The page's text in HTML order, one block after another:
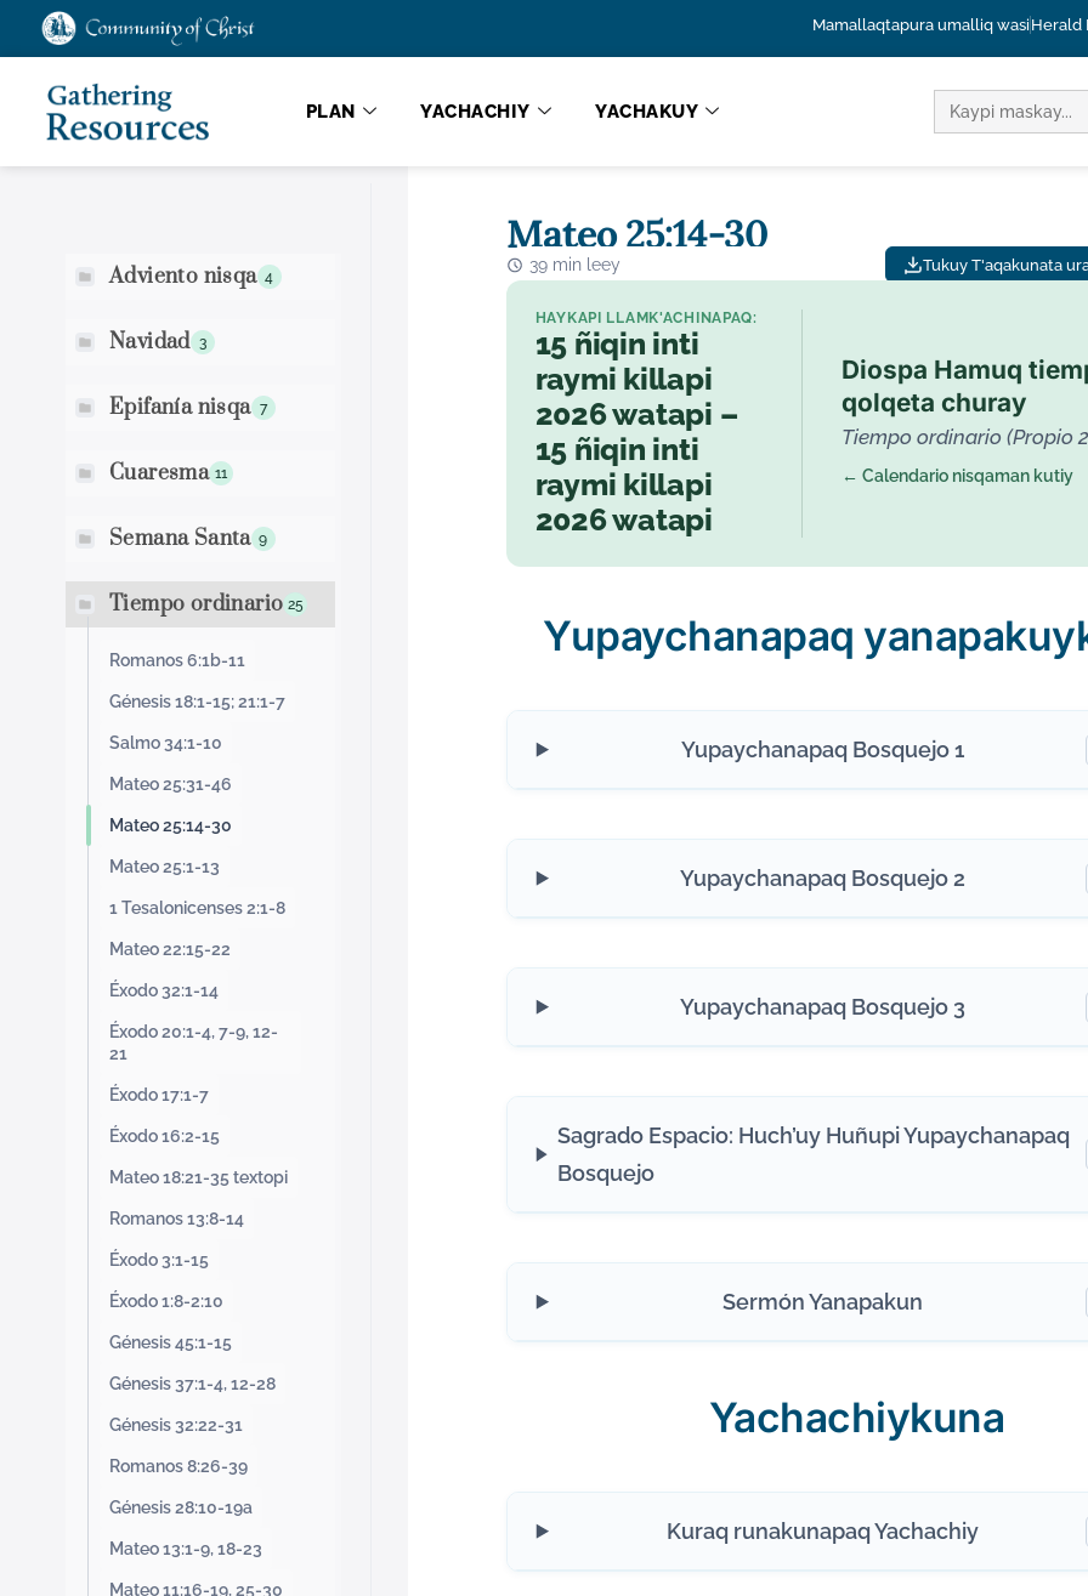
Mamallaqtapura umalliq wasi Herald
PLAN YACHACHIY YACHAKUY MASKAY:
Adviento nisqa 4
Navidad 3
Epifanía nisqa 7
Cuaresma 11
Semana Santa 9
Tiempo ordinario 25
Romanos 6:1b-11
Génesis 18:1-15; 21:1-7
Salmo 34:1-10
Mateo 25:31-46
Mateo 25:14-30
Mateo 25:1-13
1 Tesalonicenses 2:1-8
Mateo 22:15-22
Éxodo 32:1-14
Éxodo 20:1-4, 7-9, 12-
21
Éxodo 17:1-7
Éxodo 16:2-15
Mateo 18:21-35 textopi
Romanos 13:8-14
Éxodo 3:1-15
Éxodo 1:8-2:10
Génesis 45:1-15
Génesis 37:1-4, 12-28
Génesis 32:22-31
Romanos 8:26-39
Génesis 28:10-19a
Mateo 13:1-9, 18-23
Mateo 11:16-19, 25-30
Mateo 25:14-30
Tukuy T'aqakunata
39 min leey
HAYKAPI LLAMK'ACHINAPAQ:
15 ñiqin inti
raymi killapi
2026 watapi –
15 ñiqin inti
raymi killapi
2026 watapi
Diospa Hamuq
qolqeta churay
Tiempo ordinario (Propio
← Calendario nisqaman kutiy
Yupaychanapaq
Yupaychanapaq Bosquejo 1
Yupaychanapaq Bosquejo 2
Yupaychanapaq Bosquejo 3
Sagrado Espacio: Huch’uy Huñupi Yupaychanapaq
Bosquejo
Sermón Yanapakun
Yachachiykuna
Kuraq runakunapaq Yachachiy